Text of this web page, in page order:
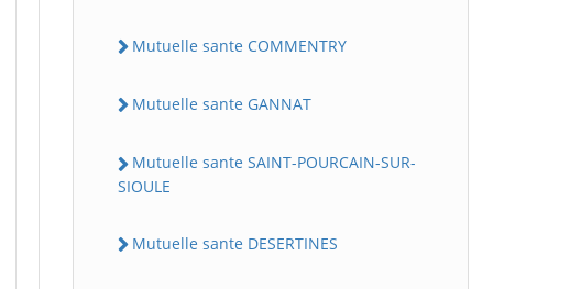
Mutuelle sante COMMENTRY
Mutuelle sante GANNAT
Mutuelle sante SAINT-POURCAIN-SUR-
SIOULE
Mutuelle sante DESERTINES